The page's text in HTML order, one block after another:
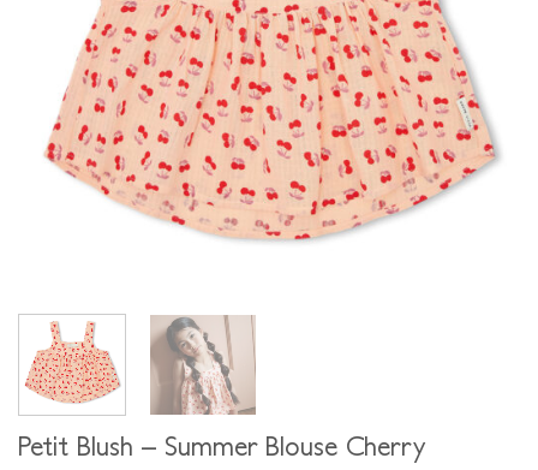
Petit Blush – Summer Blouse Cherry